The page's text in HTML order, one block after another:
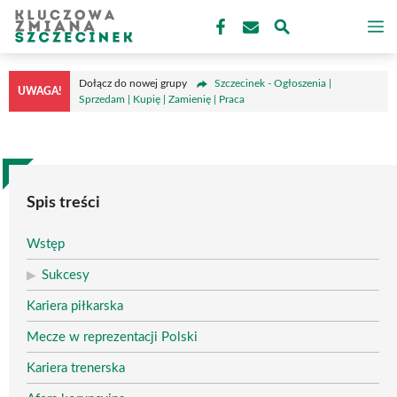
Przejdź
treści
UWAGA!
Dołącz do nowej grupy
Szczecinek - Ogłoszenia |
Sprzedam | Kupię | Zamienię | Praca
Spis treści
Wstęp
Sukcesy
Kariera piłkarska
Mecze w reprezentacji Polski
Kariera trenerska